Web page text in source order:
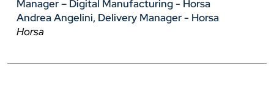
Manager – Digital Manufacturing - Horsa
Andrea Angelini, Delivery Manager - Horsa
Horsa